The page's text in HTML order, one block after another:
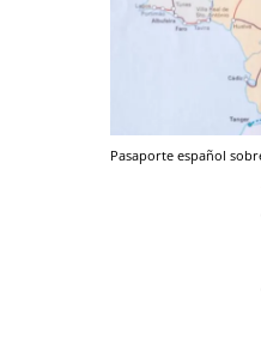
Pasaporte español